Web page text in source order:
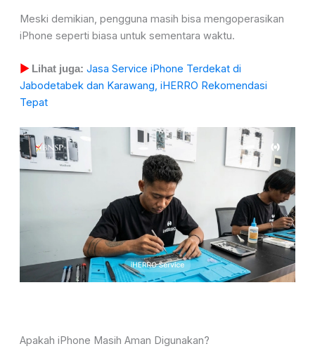
Meski demikian, pengguna masih bisa mengoperasikan
iPhone seperti biasa untuk sementara waktu.
▶Lihat juga: Jasa Service iPhone Terdekat di
Jabodetabek dan Karawang, iHERRO Rekomendasi
Tepat
Apakah iPhone Masih Aman Digunakan?